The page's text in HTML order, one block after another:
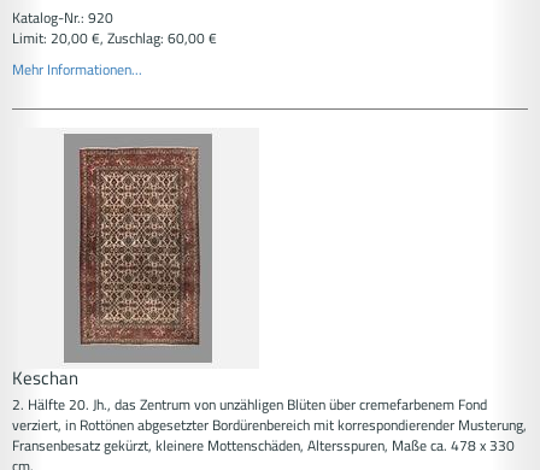
Katalog-Nr.: 920
Limit: 20,00 €, Zuschlag: 60,00 €
Mehr Informationen...
Keschan
2. Hälfte 20. Jh., das Zentrum von unzähligen Blüten über cremefarbenem Fond
verziert, in Rottönen abgesetzter Bordürenbereich mit korrespondierender Musterung,
Fransenbesatz gekürzt, kleinere Mottenschäden, Altersspuren, Maße ca. 478 x 330